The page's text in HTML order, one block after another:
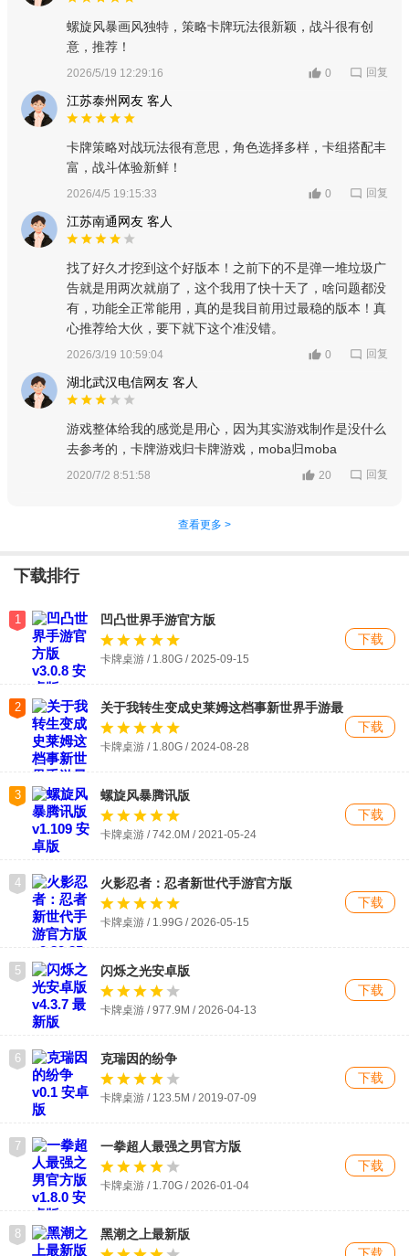
螺旋风暴画风独特，策略卡牌玩法很新颖，战斗很有创
意，推荐！
2026/5/19 12:29:16 0 回复
江苏泰州网友 客人
卡牌策略对战玩法很有意思，角色选择多样，卡组搭配丰
富，战斗体验新鲜！
2026/4/5 19:15:33 0 回复
江苏南通网友 客人
找了好久才挖到这个好版本！之前下的不是弹一堆垃圾广
告就是用两次就崩了，这个我用了快十天了，啥问题都没
有，功能全正常能用，真的是我目前用过最稳的版本！真
心推荐给大伙，要下就下这个准没错。
2026/3/19 10:59:04 0 回复
湖北武汉电信网友 客人
游戏整体给我的感觉是用心，因为其实游戏制作是没什么
去参考的，卡牌游戏归卡牌游戏，moba归moba
2020/7/2 8:51:58 20 回复
查看更多 >
下载排行
1 凹凸世界手游官方版
卡牌桌游 / 1.80G / 2025-09-15
下载
2
关于我转生变成史莱姆这档事新世界手游最
新版
卡牌桌游 / 1.80G / 2024-08-28
下载
3 螺旋风暴腾讯版
卡牌桌游 / 742.0M / 2021-05-24
下载
4 火影忍者：忍者新世代手游官方版
卡牌桌游 / 1.99G / 2026-05-15
下载
5 闪烁之光安卓版
卡牌桌游 / 977.9M / 2026-04-13
下载
6 克瑞因的纷争
卡牌桌游 / 123.5M / 2019-07-09
下载
7 一拳超人最强之男官方版
卡牌桌游 / 1.70G / 2026-01-04
下载
8
黑潮之上最新版